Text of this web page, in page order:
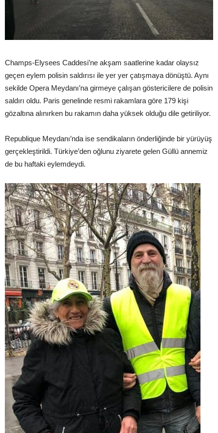
Champs-Elysees Caddesi’ne akşam saatlerine kadar olaysız
geçen eylem polisin saldırısı ile yer yer çatışmaya dönüştü. Aynı
sekilde Opera Meydanı’na girmeye çalışan göstericilere de polisin
saldırı oldu. Paris genelinde resmi rakamlara göre 179 kişi
gözaltına alınırken bu rakamın daha yüksek olduğu dile getiriliyor.
Republique Meydanı’nda ise sendikaların önderliğinde bir yürüyüş
gerçekleştirildi. Türkiye’den oğlunu ziyarete gelen Güllü annemiz
de bu haftaki eylemdeydi.